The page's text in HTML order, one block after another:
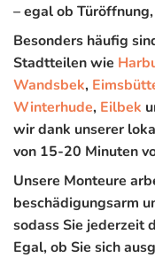
– egal ob
Besonders häufig
Stadtteilen wie
Wandsbek,
Winterhude, Eilbek
wir dank unserer
von 15-20 Minuten
Unsere Monteure
beschädigungsarm
sodass Sie jederzeit
Egal, ob Sie sich